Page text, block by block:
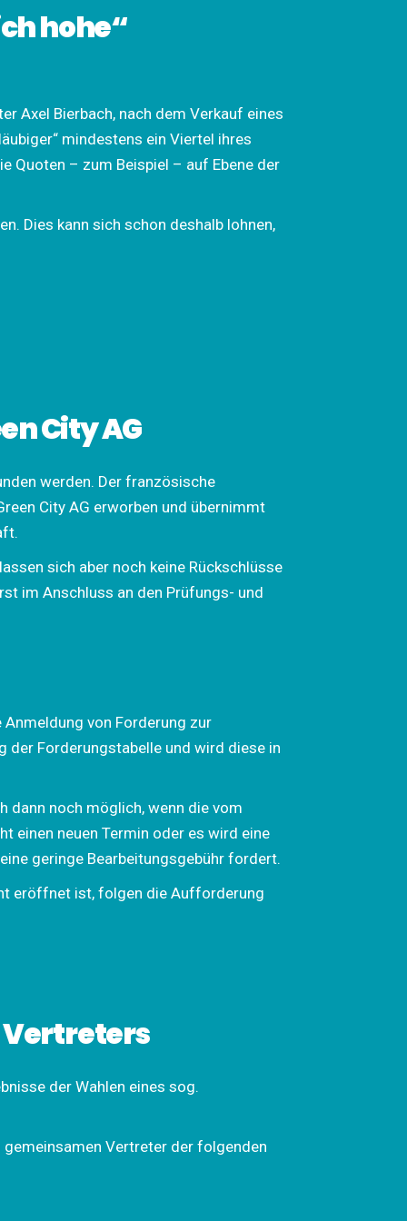
hohe“
Axel Bierbach, nach dem Verkauf eines
mindestens ein Viertel ihres
Quoten – zum Beispiel – auf Ebene der
Dies kann sich schon deshalb lohnen,
City AG
werden. Der französische
City AG erworben und übernimmt
sich aber noch keine Rückschlüsse
im Anschluss an den Prüfungs- und
von Forderung zur
der Forderungstabelle und wird diese in
dann noch möglich, wenn die vom
einen neuen Termin oder es wird eine
geringe Bearbeitungsgebühr fordert.
eröffnet ist, folgen die Aufforderung
Vertreters
der Wahlen eines sog.
Vertreter der folgenden